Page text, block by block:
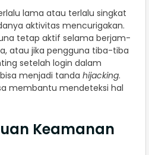
lama atau terlalu singkat
aktivitas mencurigakan.
tetap aktif selama berjam-
atau jika pengguna tiba-tiba
setelah login dalam
menjadi tanda hijacking.
membantu mendeteksi hal
Keamanan